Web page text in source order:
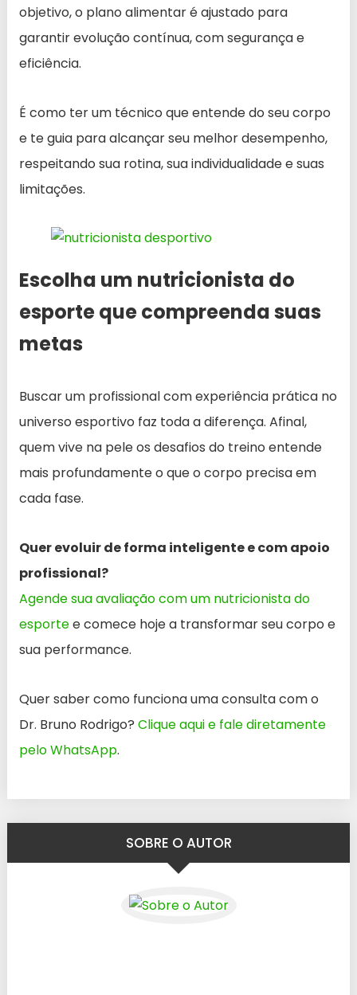
objetivo, o plano alimentar é ajustado para
garantir evolução contínua, com segurança e
eficiência.
É como ter um técnico que entende do seu corpo
e te guia para alcançar seu melhor desempenho,
respeitando sua rotina, sua individualidade e suas
limitações.
Escolha um nutricionista do
esporte que compreenda suas
metas
Buscar um profissional com experiência prática no
universo esportivo faz toda a diferença. Afinal,
quem vive na pele os desafios do treino entende
mais profundamente o que o corpo precisa em
cada fase.
Quer evoluir de forma inteligente e com apoio
profissional?
Agende sua avaliação com um nutricionista do
esportee comece hoje a transformar seu corpo e
sua performance.
Quer saber como funciona uma consulta com o
Dr. Bruno Rodrigo? Clique aqui e fale diretamente
pelo WhatsApp.
SOBRE O AUTOR